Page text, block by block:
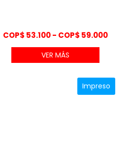
COP$ 53.100- COP$ 59.000
VER MÁS
Impreso